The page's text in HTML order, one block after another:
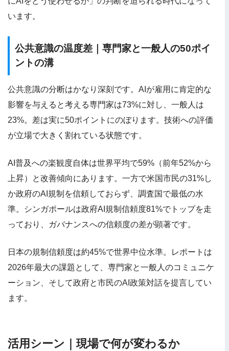
います。
公共意識の温度差｜専門家と一般人の50ポイ
ントの溝
公共意識の分断はかなり深刻です。AIが雇用に肯定的な
影響を与えると考える専門家は73%に対し、一般人は
23%。差は実に50ポイントにのぼります。技術への評価
が立場で大きく割れている状態です。
AI普及への楽観度自体は世界平均で59%（前年52%から
上昇）と改善傾向にあります。一方で米国市民の31%し
か政府のAI規制を信頼しておらず、調査国で最低の水
準。シンガポールは政府AI規制信頼度81%でトップを走
っており、ガバナンスへの信頼度の差が顕著です。
日本の規制信頼度は約45%で世界中位水準。レポートは
2026年最大の課題として、専門家と一般人のコミュニケ
ーション、そして政府と市民のAI政策対話を提言してい
ます。
活用シーン｜現場で何が変わるか